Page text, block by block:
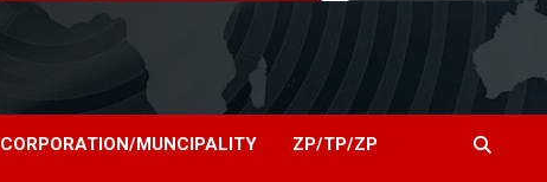
CORPORATION/MUNCIPALITY ZP/TP/ZP